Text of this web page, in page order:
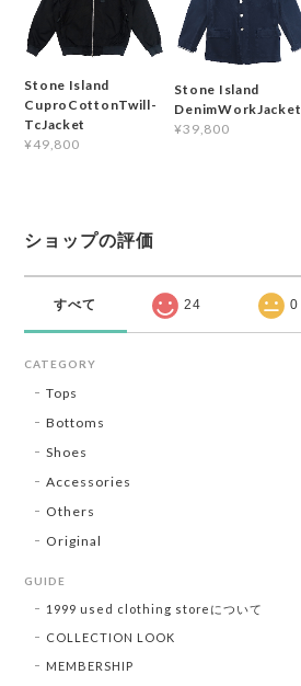
Stone Island
CuproCottonTwill-
TcJacket
¥49,800
Stone Island
DenimWorkJacket
¥39,800
ショップの評価
すべて 24 0
CATEGORY
Tops
Bottoms
Shoes
Accessories
Others
Original
GUIDE
1999 used clothing storeについて
COLLECTION LOOK
MEMBERSHIP